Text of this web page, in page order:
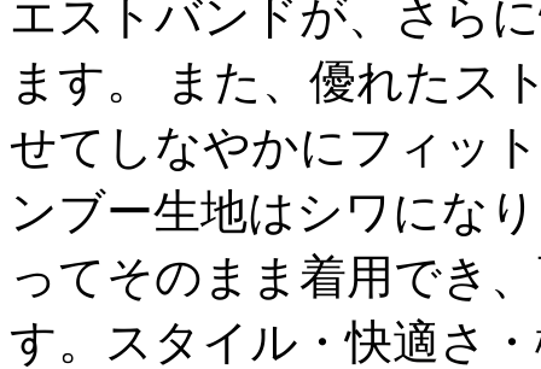
エストバンドが、さら
ます。 また、優れたス
せてしなやかにフィッ
ンブー生地はシワにな
ってそのまま着用でき
す。スタイル・快適さ